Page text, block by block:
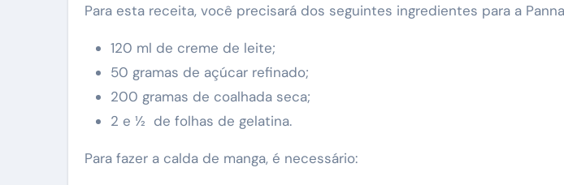
Para esta receita, você precisará dos seguintes ingredientes para a
120 ml de creme de leite;
50 gramas de açúcar refinado;
200 gramas de coalhada seca;
2 e ½ de folhas de gelatina.
Para fazer a calda de manga, é necessário: